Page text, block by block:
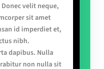
velit neque,
sit amet
id imperdiet et,
nibh.
dapibus. Nulla
non nulla sit